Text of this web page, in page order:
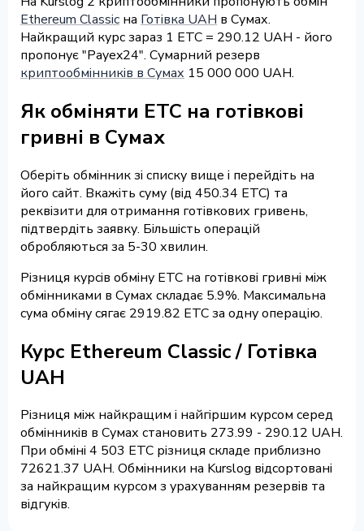
Ethereum Classic на Готівка UAH в Сумах.
Найкращий курс зараз 1 ETC = 290.12 UAH - його
пропонує "Payex24". Сумарний резерв
криптообмінників в Сумах 15 000 000 UAH.
Як обміняти ETC на готівкові
гривні в Сумах
Оберіть обмінник зі списку вище і перейдіть на
його сайт. Вкажіть суму (від 450.34 ETC) та
реквізити для отримання готівкових гривень,
підтвердіть заявку. Більшість операцій
обробляються за 5-30 хвилин.
Різниця курсів обміну ETC на готівкові гривні між
обмінниками в Сумах складає 5.9%. Максимальна
сума обміну сягає 2919.82 ETC за одну операцію.
Курс Ethereum Classic / Готівка
UAH
Різниця між найкращим і найгіршим курсом серед
обмінників в Сумах становить 273.99 - 290.12 UAH.
При обміні 4 503 ETC різниця складе приблизно
72621.37 UAH. Обмінники на Kurslog відсортовані
за найкращим курсом з урахуванням резервів та
відгуків.